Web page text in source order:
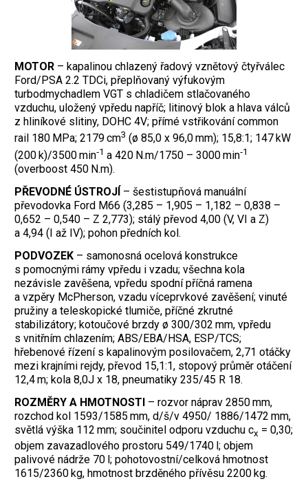
MOTOR – kapalinou chlazený řadový vznětový čtyřválec
Ford/PSA 2.2 TDCi, přeplňovaný výfukovým
turbodmychadlem VGT s chladičem stlačovaného
vzduchu, uložený vpředu napříč; litinový blok a hlava válců
z hliníkové slitiny, DOHC 4V; přímé vstřikování common
rail 180 MPa; 2179 cm3 (ø 85,0 x 96,0 mm); 15,8:1; 147 kW
(200 k)/3500 min‑1 a 420 N.m/1750 – 3000 min‑1
(overboost 450 N.m).
PŘEVODNÉ ÚSTROJÍ – šestistupňová manuální
převodovka Ford M66 (3,285 – 1,905 – 1,182 – 0,838 –
0,652 – 0,540 – Z 2,773); stálý převod 4,00 (V, VI a Z)
a 4,94 (I až IV); pohon předních kol.
PODVOZEK – samonosná ocelová konstrukce
s pomocnými rámy vpředu i vzadu; všechna kola
nezávisle zavěšena, vpředu spodní příčná ramena
a vzpěry McPherson, vzadu víceprvkové zavěšení; vinuté
pružiny a teleskopické tlumiče, příčné zkrutné
stabilizátory; kotoučové brzdy ø 300/302 mm, vpředu
s vnitřním chlazením; ABS/EBA/HSA, ESP/TCS;
hřebenové řízení s kapalinovým posilovačem, 2,71 otáčky
mezi krajními rejdy, převod 15,1:1, stopový průměr otáčení
12,4 m; kola 8,0J x 18, pneumatiky 235/45 R 18.
ROZMĚRY A HMOTNOSTI – rozvor náprav 2850 mm,
rozchod kol 1593/1585 mm, d/š/v 4950/ 1886/1472 mm,
světlá výška 112 mm; součinitel odporu vzduchu cx = 0,30;
objem zavazadlového prostoru 549/1740 l; objem
palivové nádrže 70 l; pohotovostní/celková hmotnost
1615/2360 kg, hmotnost brzděného přívěsu 2200 kg.